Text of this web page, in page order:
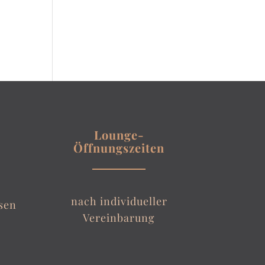
Lounge-
Öffnungszeiten
nach individueller
Vereinbarung